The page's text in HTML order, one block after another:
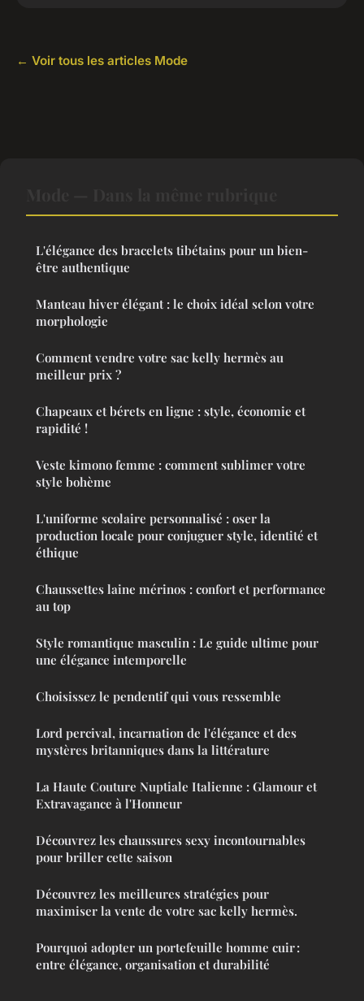
← Voir tous les articles Mode
L'élégance des bracelets tibétains pour un bien-
être authentique
Manteau hiver élégant : le choix idéal selon votre
morphologie
Comment vendre votre sac kelly hermès au
meilleur prix ?
Chapeaux et bérets en ligne : style, économie et
rapidité !
Veste kimono femme : comment sublimer votre
style bohème
L'uniforme scolaire personnalisé : oser la
production locale pour conjuguer style, identité et
éthique
Chaussettes laine mérinos : confort et performance
au top
Style romantique masculin : Le guide ultime pour
une élégance intemporelle
Choisissez le pendentif qui vous ressemble
Lord percival, incarnation de l'élégance et des
mystères britanniques dans la littérature
La Haute Couture Nuptiale Italienne : Glamour et
Extravagance à l'Honneur
Découvrez les chaussures sexy incontournables
pour briller cette saison
Découvrez les meilleures stratégies pour
maximiser la vente de votre sac kelly hermès.
Pourquoi adopter un portefeuille homme cuir :
entre élégance, organisation et durabilité